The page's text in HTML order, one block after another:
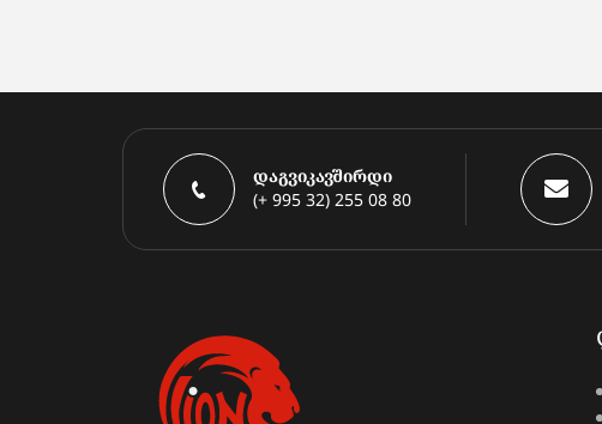
დაგვიკავშირდი
(+ 995 32) 255 08 80